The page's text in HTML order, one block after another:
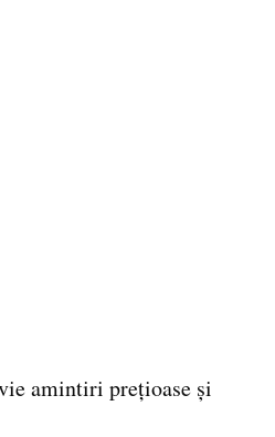
amintiri prețioase și